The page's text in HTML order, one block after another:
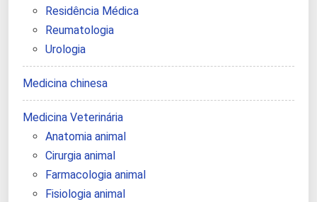
Residência Médica
Reumatologia
Urologia
Medicina chinesa
Medicina Veterinária
Anatomia animal
Cirurgia animal
Farmacologia animal
Fisiologia animal